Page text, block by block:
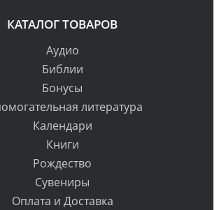
КАТАЛОГ ТОВАРОВ
Аудио
Библии
Бонусы
литература
Календари
Книги
Рождество
Сувениры
Оплата и Доставка